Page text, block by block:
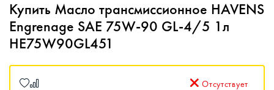
Купить Масло трансмиссионное HAVENS
Engrenage SAE 75W-90 GL-4/5 1л
HE75W90GL451
Отсутствует